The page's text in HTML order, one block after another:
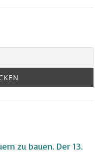
zu bauen. Der 13.